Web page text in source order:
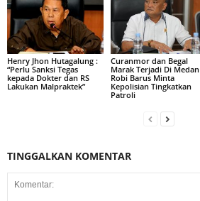
Henry Jhon Hutagalung :
“Perlu Sanksi Tegas
kepada Dokter dan RS
Lakukan Malpraktek”
Curanmor dan Begal
Marak Terjadi Di Medan
Robi Barus Minta
Kepolisian Tingkatkan
Patroli
TINGGALKAN KOMENTAR